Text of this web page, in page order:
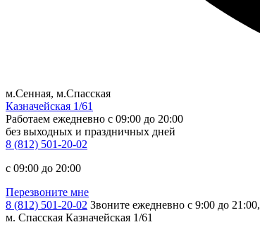
м.Сенная, м.Спасская
Казначейская 1/61
Работаем ежедневно c 09:00 до 20:00
без выходных и праздничных дней
8 (812) 501-20-02
c 09:00 до 20:00
Перезвоните мне
8 (812) 501-20-02 Звоните ежедневно с 9:00 до 21:00,
м. Спасская Казначейская 1/61